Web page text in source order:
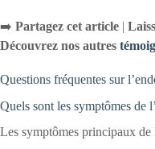
➡️ Partagez cet article |
Découvrez nos autres
Questions fréquentes sur
Quels sont les symptômes de
Les symptômes principaux de